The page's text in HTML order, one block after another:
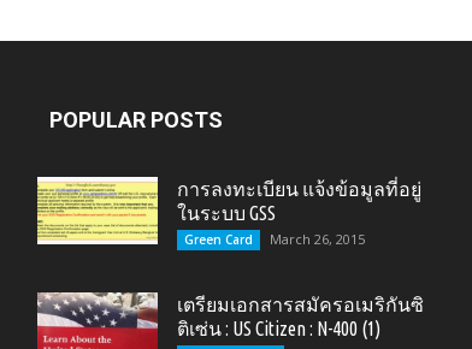
Citizen,
POPULAR POSTS
การลงทะเบียน แจ้งข้อมูลที่อยู่
ในระบบ GSS
Green Card March 26, 2015
เตรียมเอกสารสมัครอเมริกันซิ
ติเซ่น : US Citizen : N-400 (1)